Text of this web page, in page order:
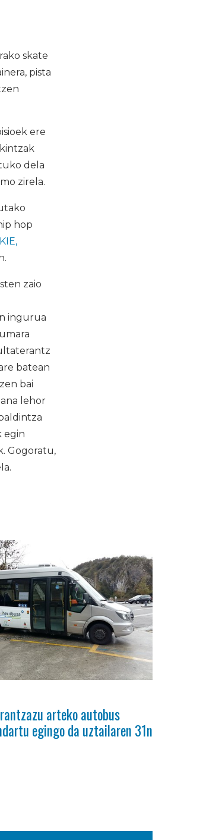
skate
pista
ere
dela
zirela.
hop
zaio
ingurua
batean
bai
lehor
egin
Gogoratu,
arteko autobus
egingo da uztailaren 31n